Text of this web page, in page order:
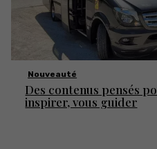
Nouveauté
Des contenus pensés
inspirer, vous guider